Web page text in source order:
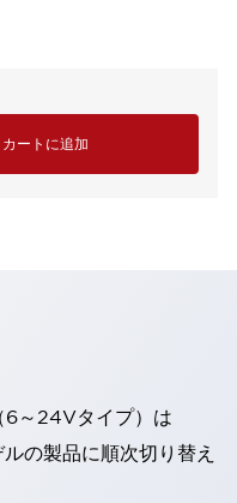
カートに追加
6～24Vタイプ）は
の製品に順次切り替え